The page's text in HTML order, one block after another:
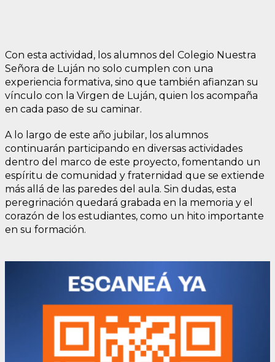
Con esta actividad, los alumnos del Colegio Nuestra
Señora de Luján no solo cumplen con una
experiencia formativa, sino que también afianzan su
vínculo con la Virgen de Luján, quien los acompaña
en cada paso de su caminar.
A lo largo de este año jubilar, los alumnos
continuarán participando en diversas actividades
dentro del marco de este proyecto, fomentando un
espíritu de comunidad y fraternidad que se extiende
más allá de las paredes del aula. Sin dudas, esta
peregrinación quedará grabada en la memoria y el
corazón de los estudiantes, como un hito importante
en su formación.